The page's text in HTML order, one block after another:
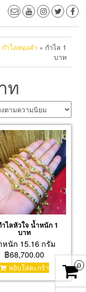
กำไลทองคำ » กำไล 1
บาท
ท
ำไลหัวใจ น้ำหนัก 1
บาท
หนัก 15.16 กรัม
฿68,700.00
หยิบใส่ตะกร้า 0